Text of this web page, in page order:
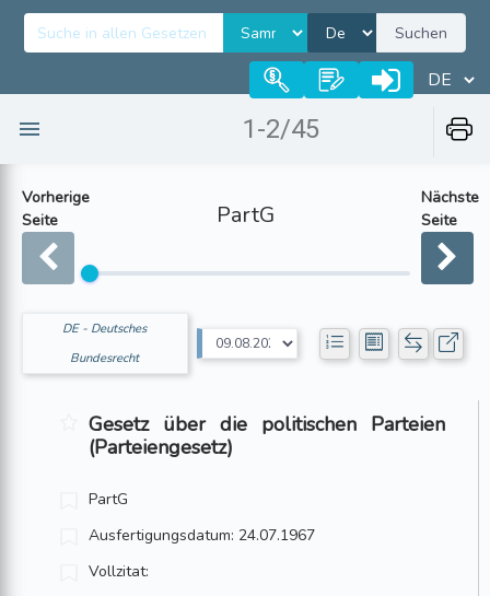
Suchen
1-2/45
Vorherige
Seite
PartG
Nächste
Seite
DE - Deutsches
Bundesrecht
Gesetz über die politischen Parteien
(Parteiengesetz)
PartG
Ausfertigungsdatum: 24.07.1967
Vollzitat: